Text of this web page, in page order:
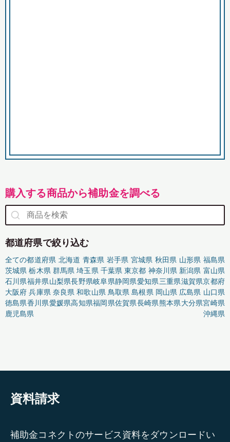
購入する商品から補助金を調べる
都道府県で絞り込む
全ての都道府県 北海道 青森県 岩手県 宮城県 秋田県 山形県 福島県
茨城県 栃木県 群馬県 埼玉県 千葉県 東京都 神奈川県 新潟県 富山県
石川県福井県山梨県長野県岐阜県静岡県愛知県三重県滋賀県京都府
大阪府 兵庫県 奈良県 和歌山県 鳥取県 島根県 岡山県 広島県 山口県
徳島県香川県愛媛県高知県福岡県佐賀県長崎県熊本県大分県宮崎県
鹿児島県
沖縄県
資料請求
補助金コネクトのサービス資料をダウンロードい